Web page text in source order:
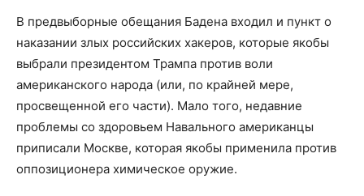
В предвыборные обещания Бадена входил и пункт о
наказании злых российских хакеров, которые якобы
выбрали президентом Трампа против воли
американского народа (или, по крайней мере,
просвещенной его части). Мало того, недавние
проблемы со здоровьем Навального американцы
приписали Москве, которая якобы применила против
оппозиционера химическое оружие.